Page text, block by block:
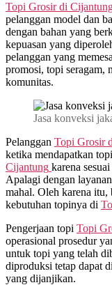
Topi Grosir di
pelanggan model dan
dengan bahan yang
kepuasan yang
pelanggan yang
promosi, topi seragam,
komunitas.
Jasa konveksi
Pelanggan Topi Grosir
ketika mendapatkan
Cijantung karena
Apalagi dengan
mahal. Oleh karena itu,
kebutuhan topinya di
Pengerjaan topi Topi
operasional prosedur
untuk topi yang telah
diproduksi tetap dapat
yang dijanjikan.